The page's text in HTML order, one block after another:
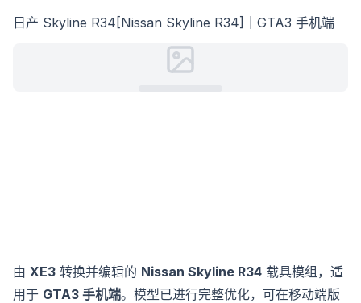
日产 Skyline R34[Nissan Skyline R34]｜GTA3 手机端
由 XE3 转换并编辑的 Nissan Skyline R34 载具模组，适
用于 GTA3 手机端。模型已进行完整优化，可在移动端版